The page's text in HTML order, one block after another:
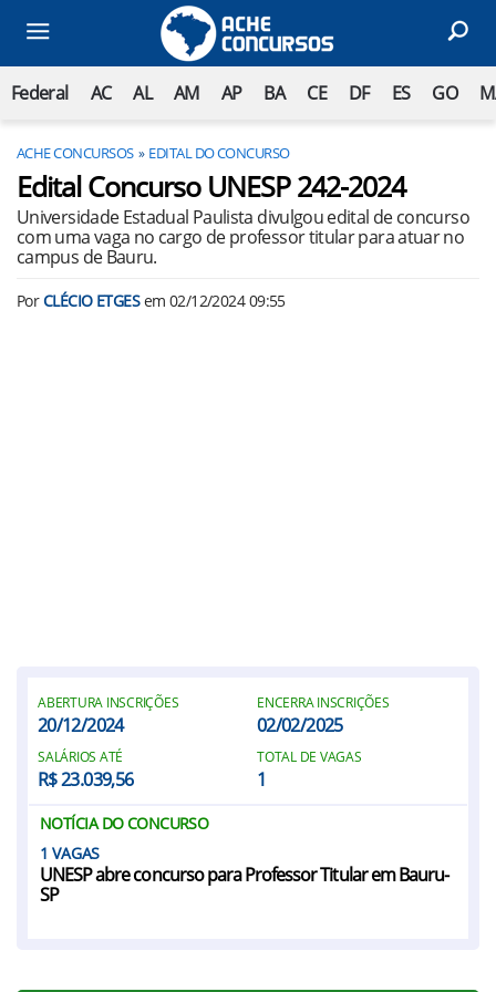
Federal AC AL AM AP BA CE DF ES GO
ACHE CONCURSOS EDITAL DO CONCURSO
Edital Concurso UNESP 242-2024
Universidade Estadual Paulista divulgou edital de concurso
com uma vaga no cargo de professor titular para atuar no
campus de Bauru.
PorCLÉCIO ETGESem 02/12/2024 09:55
ABERTURA INSCRIÇÕES
20/12/2024
ENCERRA INSCRIÇÕES
02/02/2025
SALÁRIOS ATÉ
R$ 23.039,56
TOTAL DE VAGAS
1
NOTÍCIA DO CONCURSO
1
UNESP abre concurso para Professor Titular em Bauru-
SP